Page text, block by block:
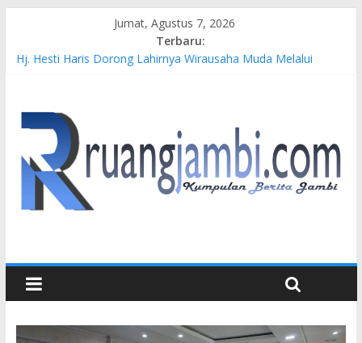
Jumat, Agustus 7, 2026
Terbaru:
Hj. Hesti Haris Dorong Lahirnya Wirausaha Muda Melalui
FSO 115
Gubernur Al Haris Buka Turnamen Tenis Antar Alumni
Perguruan Tinggi ke-16 se-Indonesia di UNJA
Pertamina EP Jambi Imbau Masyarakat Tidak Beraktivitas di
Atas Jalur Pipa Migas Demi Keselamatan Bersama
Kasus Brigadir EWS: 4 Anggota Polisi Tersangka Resmi